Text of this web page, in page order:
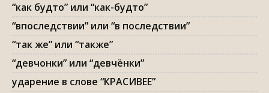
“как будто” или “как-будто”
“впоследствии” или “в последствии”
“так же” или “также”
“девчонки” или “девчёнки”
ударение в слове “КРАСИВЕЕ”